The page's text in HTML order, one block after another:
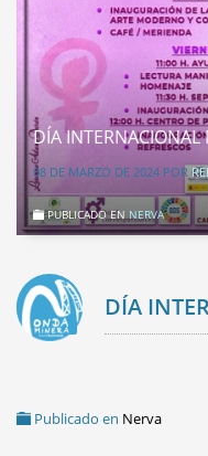
DÍA INTERNACIONAL
08 DE MARZO DE 2024 POR
PUBLICADO EN NERVA
DÍA
Publicado en Nerva